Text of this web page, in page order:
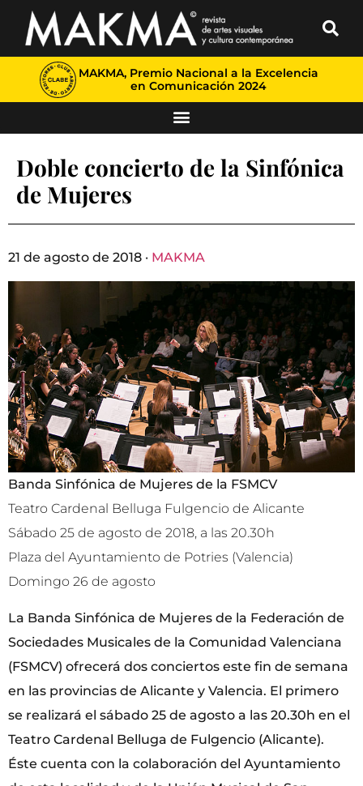
MAKMA, Premio Nacional a la Excelencia
en Comunicación 2024
Doble concierto de la Sinfónica
de Mujeres
21 de agosto de 2018 · MAKMA
Banda Sinfónica de Mujeres de la FSMCV
Teatro Cardenal Belluga Fulgencio de Alicante
Sábado 25 de agosto de 2018, a las 20.30h
Plaza del Ayuntamiento de Potries (Valencia)
Domingo 26 de agosto
La Banda Sinfónica de Mujeres de la Federación de
Sociedades Musicales de la Comunidad Valenciana
(FSMCV) ofrecerá dos conciertos este fin de semana
en las provincias de Alicante y Valencia. El primero
se realizará el sábado 25 de agosto a las 20.30h en el
Teatro Cardenal Belluga de Fulgencio (Alicante).
Éste cuenta con la colaboración del Ayuntamiento